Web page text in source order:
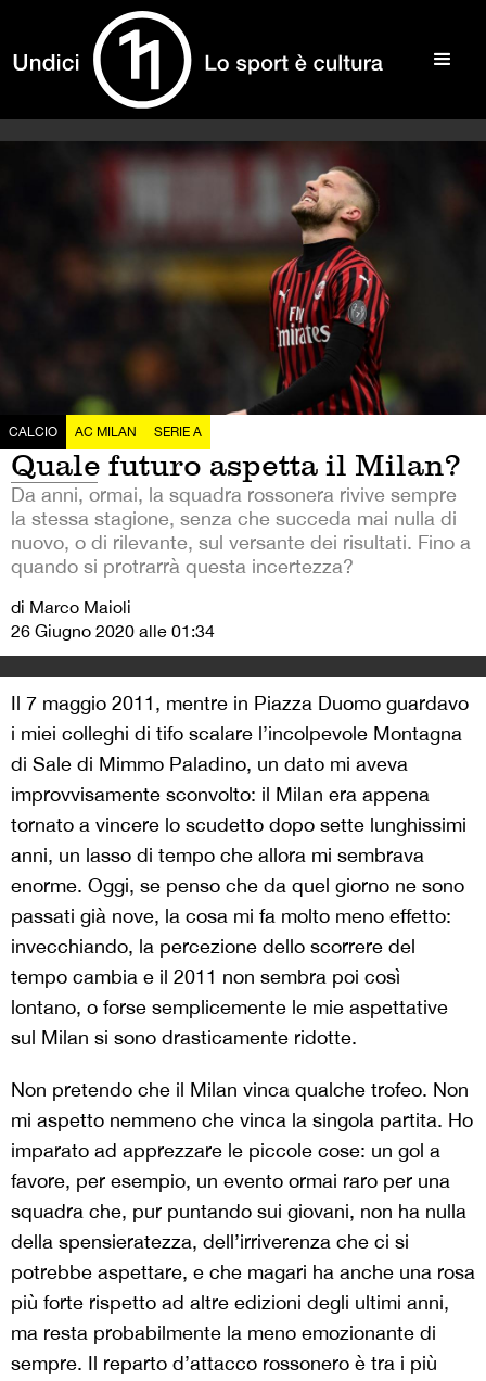
CALCIO AC MILAN SERIE A
Quale futuro aspetta il Milan?
Da anni, ormai, la squadra rossonera rivive sempre
la stessa stagione, senza che succeda mai nulla di
nuovo, o di rilevante, sul versante dei risultati. Fino a
quando si protrarrà questa incertezza?
di Marco Maioli
26 Giugno 2020 alle 01:34
Il 7 maggio 2011, mentre in Piazza Duomo guardavo
i miei colleghi di tifo scalare l’incolpevole Montagna
di Sale di Mimmo Paladino, un dato mi aveva
improvvisamente sconvolto: il Milan era appena
tornato a vincere lo scudetto dopo sette lunghissimi
anni, un lasso di tempo che allora mi sembrava
enorme. Oggi, se penso che da quel giorno ne sono
passati già nove, la cosa mi fa molto meno effetto:
invecchiando, la percezione dello scorrere del
tempo cambia e il 2011 non sembra poi così
lontano, o forse semplicemente le mie aspettative
sul Milan si sono drasticamente ridotte.
Non pretendo che il Milan vinca qualche trofeo. Non
mi aspetto nemmeno che vinca la singola partita. Ho
imparato ad apprezzare le piccole cose: un gol a
favore, per esempio, un evento ormai raro per una
squadra che, pur puntando sui giovani, non ha nulla
della spensieratezza, dell’irriverenza che ci si
potrebbe aspettare, e che magari ha anche una rosa
più forte rispetto ad altre edizioni degli ultimi anni,
ma resta probabilmente la meno emozionante di
sempre. Il reparto d’attacco rossonero è tra i più